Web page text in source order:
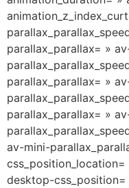
parallax_parallax= »
parallax_parallax= »
parallax_parallax= »
av-mini-
desktop-